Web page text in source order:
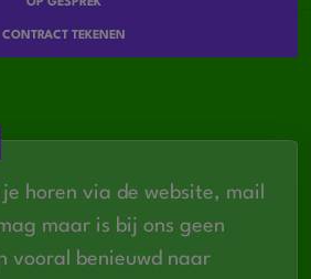
OP GESPREK
CONTRACT TEKENEN
horen via de website, mail
maar is bij ons geen
vooral benieuwd naar